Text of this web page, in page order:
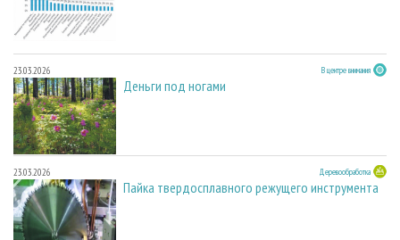
23.03.2026 В центре внимания
Деньги под ногами
23.03.2026 Деревообработка
Пайка твердосплавного режущего инструмента